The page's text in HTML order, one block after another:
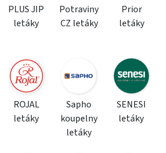
PLUS JIP
letáky
Potraviny
CZ letáky
Prior
letáky
ROJAL
letáky
Sapho
koupelny
letáky
SENESI
letáky